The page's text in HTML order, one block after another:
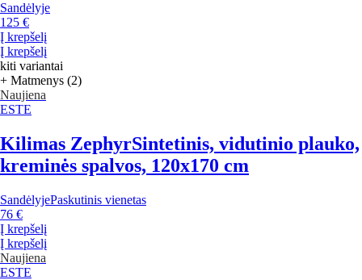
Sandėlyje
125 €
Į krepšelį
Į krepšelį
kiti variantai
+ Matmenys (2)
Naujiena
ESTE
Kilimas ZephyrSintetinis, vidutinio plauko,
kreminės spalvos, 120x170 cm
SandėlyjePaskutinis vienetas
76 €
Į krepšelį
Į krepšelį
Naujiena
ESTE